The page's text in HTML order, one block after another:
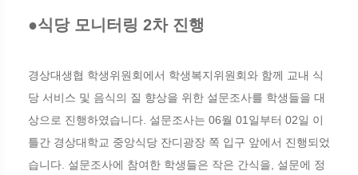
●식당 모니터링 2차 진행
경상대생협 학생위원회에서 학생복지위원회와 함께 교내 식
당 서비스 및 음식의 질 향상을 위한 설문조사를 학생들을 대
상으로 진행하였습니다. 설문조사는 06월 01일부터 02일 이
틀간 경상대학교 중앙식당 잔디광장 쪽 입구 앞에서 진행되었
습니다. 설문조사에 참여한 학생들은 작은 간식을, 설문에 정